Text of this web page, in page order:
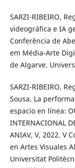
SARZI-RIBEIRO,
videográfica e IA
Conferência de
em Média-Arte
de Algarve.
SARZI-RIBEIRO,
Sousa. La
espacio en línea:
INTERNACIONAL
ANIAV, V, 2022. V
en Artes Visuales
Universitat